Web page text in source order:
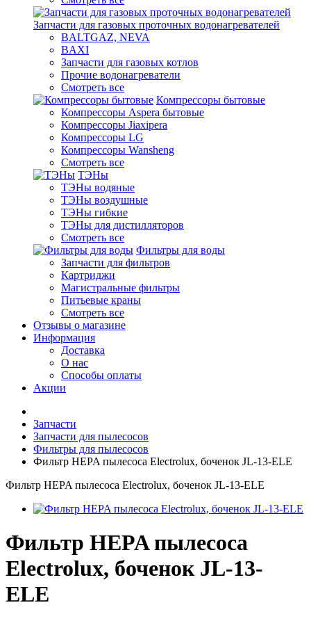
Запчасти для газовых проточных водонагревателей
BALTGAZ, NEVA
BAXI
Запчасти для газовых котлов
Прочие водонагреватели
Смотреть все
Компрессоры бытовые
Компрессоры Aspera бытовые
Компрессоры Jiaxipera
Компрессоры LG
Компрессоры Wansheng
Смотреть все
ТЭНы
ТЭНы водяные
ТЭНы воздушные
ТЭНы гибкие
ТЭНы для дистилляторов
Смотреть все
Фильтры для воды
Запчасти для фильтров
Картриджи
Магистральные фильтры
Питьевые краны
Смотреть все
Отзывы о магазине
Информация
Доставка
О нас
Способы оплаты
Акции
Запчасти
Запчасти для пылесосов
Фильтры для пылесосов
Фильтр HEPA пылесоса Electrolux, боченок JL-13-ELE
Фильтр HEPA пылесоса Electrolux, боченок JL-13-ELE
Фильтр HEPA пылесоса
Electrolux, боченок JL-13-
ELE